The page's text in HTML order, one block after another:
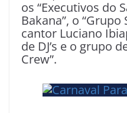
os “Executivos do
Bakana”, o
cantor Luciano
de DJ’s e o grupo
Crew”.